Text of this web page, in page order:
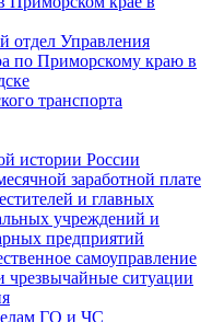
отдел Управления
по Приморскому краю в
транспорта
истории России
заработной плате
и главных
учреждений и
предприятий
самоуправление
чрезвычайные ситуации
ГО и ЧС